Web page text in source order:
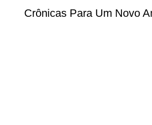
Crônicas Para Um Novo